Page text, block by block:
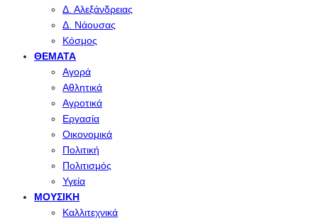
Δ. Αλεξάνδρειας
Δ. Νάουσας
Κόσμος
ΘΈΜΑΤΑ
Αγορά
Αθλητικά
Αγροτικά
Εργασία
Οικονομικά
Πολιτική
Πολιτισμός
Υγεία
ΜΟΥΣΙΚΉ
Καλλιτεχνικά